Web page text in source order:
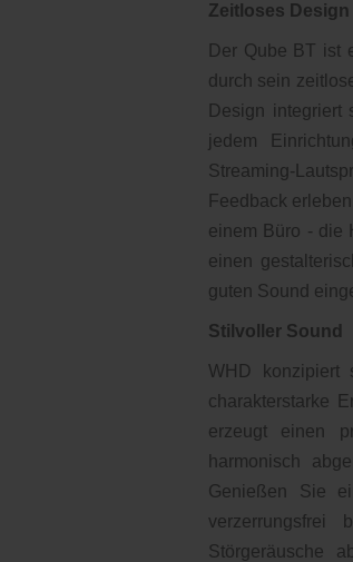
Zeitloses
Der Qube BT ist
durch sein
Design
jedem
Streaming-
Feedback
einem Büro - die
einen
guten Sound
Stilvoller Sound
WHD konzipiert
charakterstarke
erzeugt einen
harmonisch
Genießen Sie
Störgeräusche